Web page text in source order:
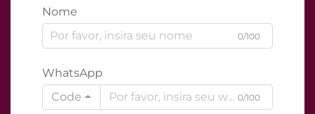
Nome
0/100
WhatsApp
Code
0/100